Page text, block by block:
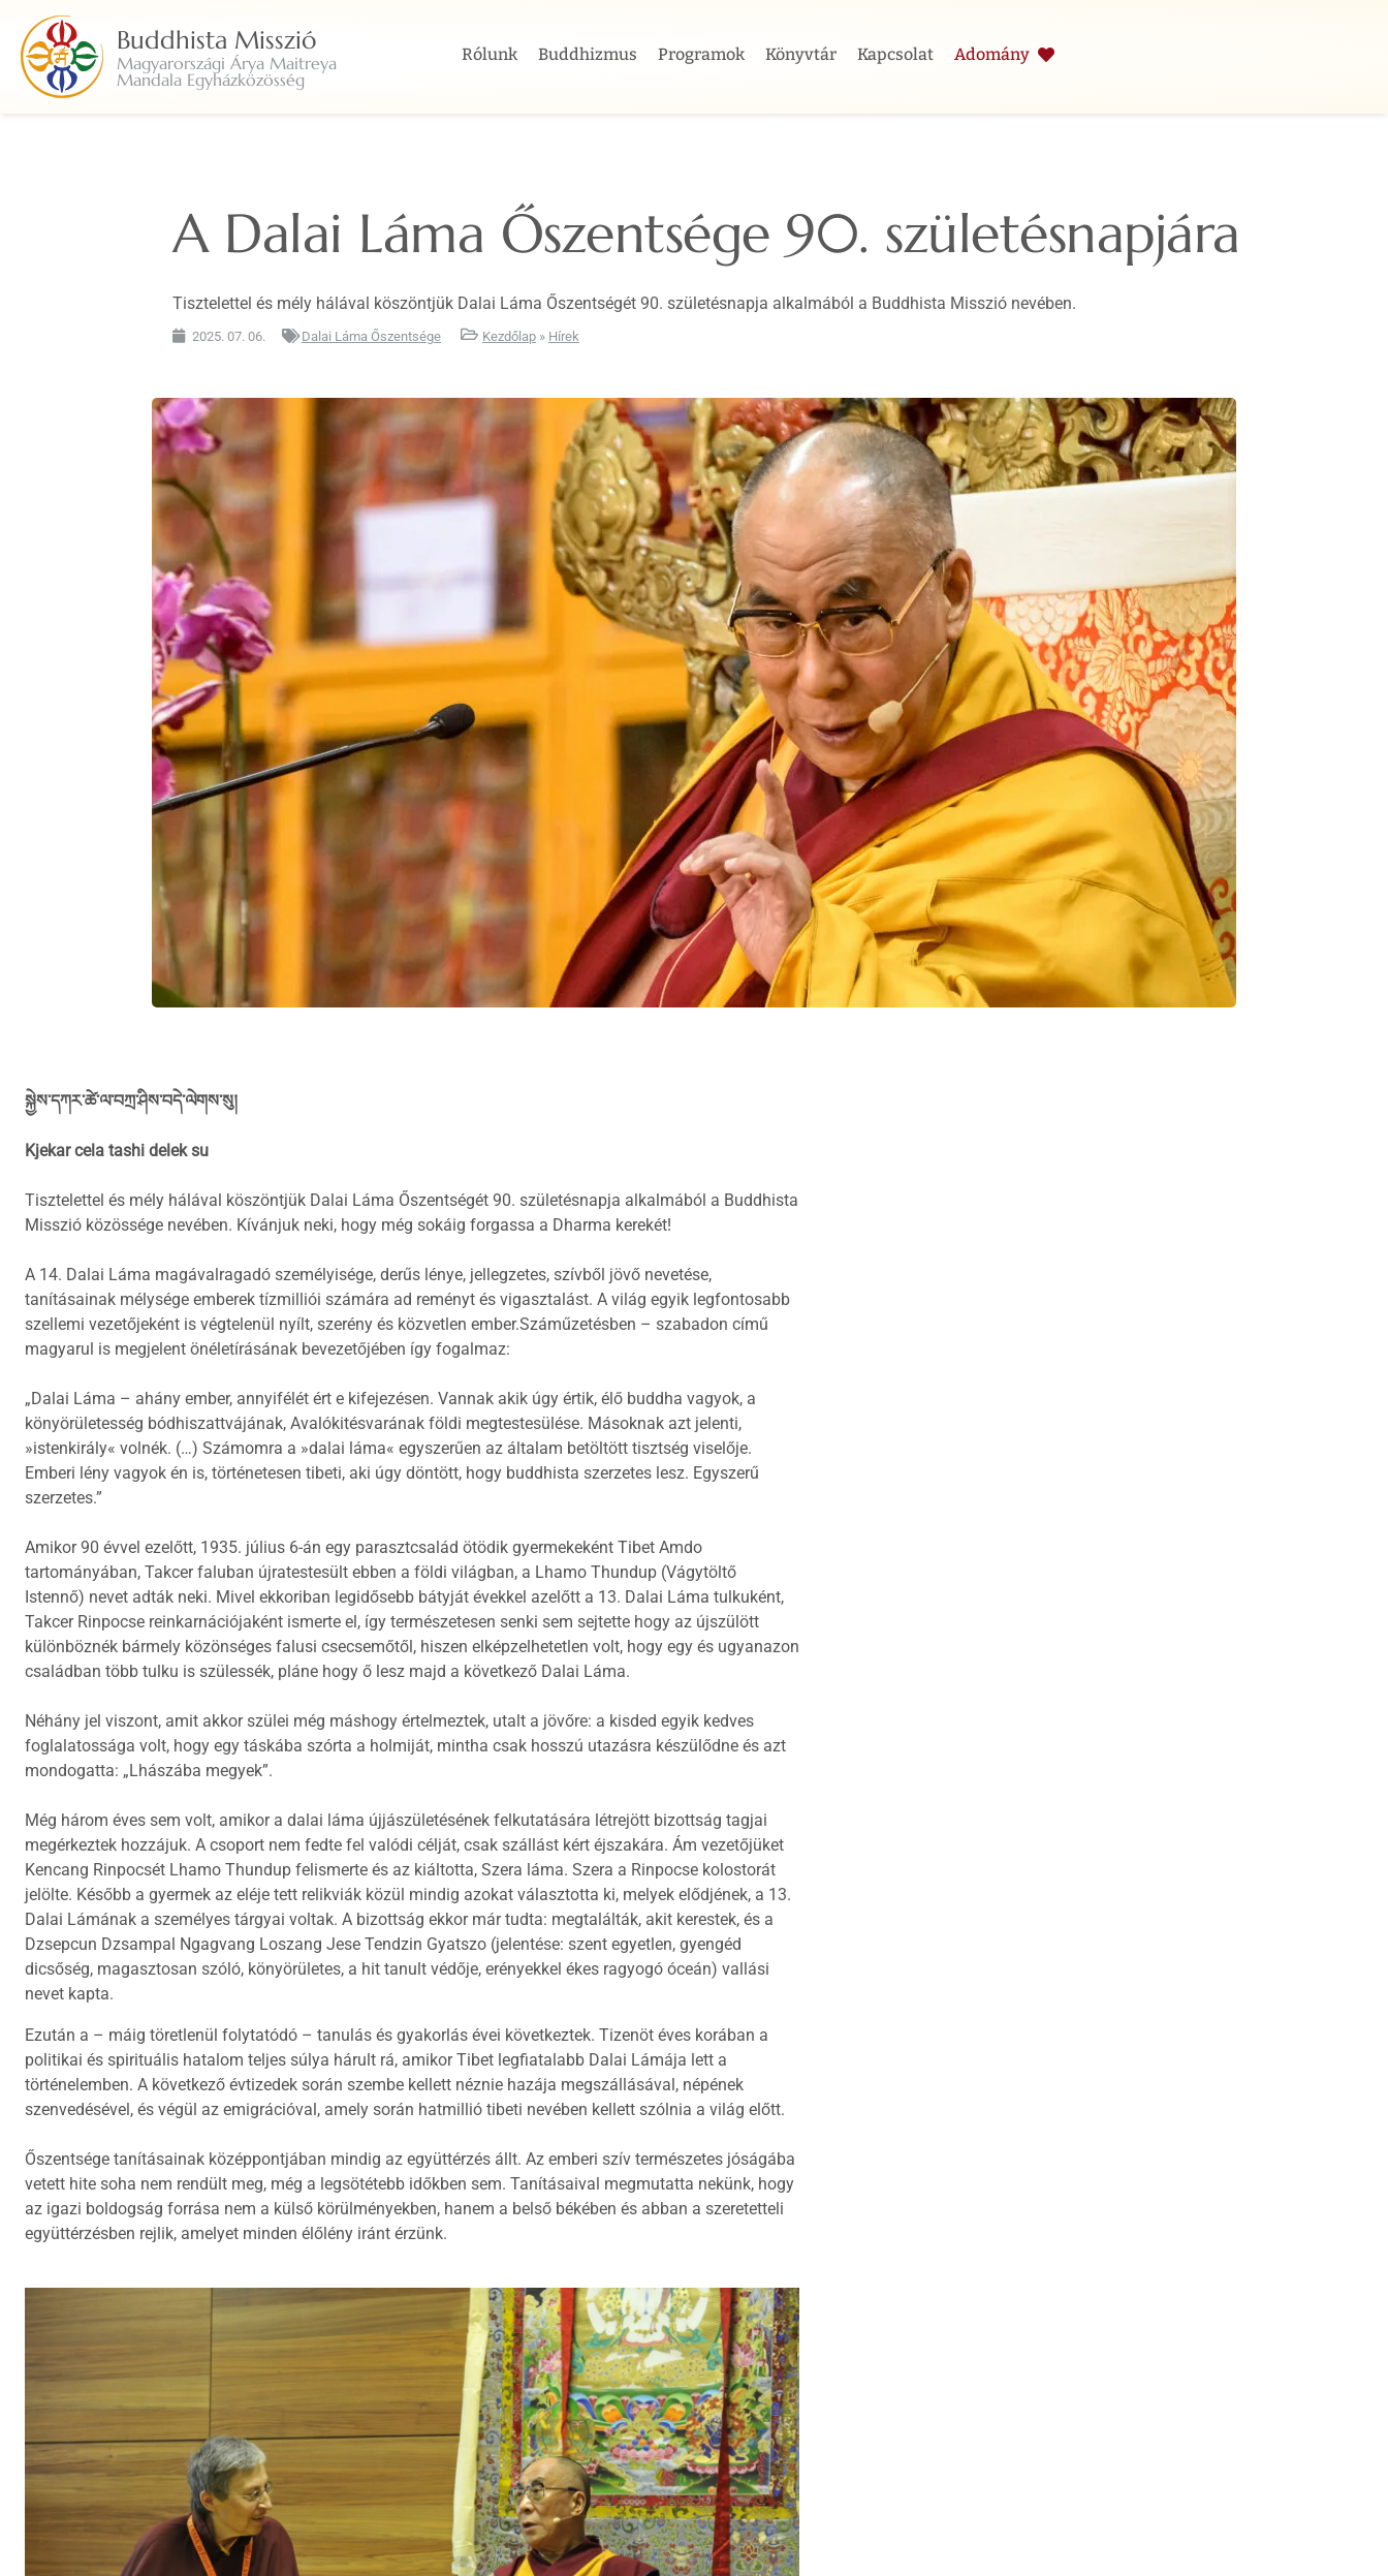
Buddhista Misszió
Magyarországi Árya Maitreya
Mandala Egyházközösség
Rólunk
Buddhista Misszió
Központok
Buddhizmus Programok Könyvtár Kapcsolat Adomány
A Dalai Láma Őszentsége 90. születésnapjára
Tisztelettel és mély hálával köszöntjük Dalai Láma Őszentségét 90. születésnapja alkalmából a Buddhista Misszió nevében.
2025. 07. 06. Dalai Láma Őszentsége Kezdőlap » Hírek
སྐྱེས་དཀར་ཚེ་ལ་བཀྲ་ཤིས་བདེ་ལེགས་སུ།
Kjekar cela tashi delek su
Tisztelettel és mély hálával köszöntjük Dalai Láma Őszentségét 90. születésnapja alkalmából a Buddhista
Misszió közössége nevében. Kívánjuk neki, hogy még sokáig forgassa a Dharma kerekét!
A 14. Dalai Láma magávalragadó személyisége, derűs lénye, jellegzetes, szívből jövő nevetése,
tanításainak mélysége emberek tízmilliói számára ad reményt és vigasztalást. A világ egyik legfontosabb
szellemi vezetőjeként is végtelenül nyílt, szerény és közvetlen ember.Száműzetésben – szabadon című
magyarul is megjelent önéletírásának bevezetőjében így fogalmaz:
„Dalai Láma – ahány ember, annyifélét ért e kifejezésen. Vannak akik úgy értik, élő buddha vagyok, a
könyörületesség bódhiszattvájának, Avalókitésvarának földi megtestesülése. Másoknak azt jelenti,
»istenkirály« volnék. (…) Számomra a »dalai láma« egyszerűen az általam betöltött tisztség viselője.
Emberi lény vagyok én is, történetesen tibeti, aki úgy döntött, hogy buddhista szerzetes lesz. Egyszerű
szerzetes.”
Amikor 90 évvel ezelőtt, 1935. július 6-án egy parasztcsalád ötödik gyermekeként Tibet Amdo
tartományában, Takcer faluban újratestesült ebben a földi világban, a Lhamo Thundup (Vágytöltő
Istennő) nevet adták neki. Mivel ekkoriban legidősebb bátyját évekkel azelőtt a 13. Dalai Láma tulkuként,
Takcer Rinpocse reinkarnációjaként ismerte el, így természetesen senki sem sejtette hogy az újszülött
különböznék bármely közönséges falusi csecsemőtől, hiszen elképzelhetetlen volt, hogy egy és ugyanazon
családban több tulku is szülessék, pláne hogy ő lesz majd a következő Dalai Láma.
Néhány jel viszont, amit akkor szülei még máshogy értelmeztek, utalt a jövőre: a kisded egyik kedves
foglalatossága volt, hogy egy táskába szórta a holmiját, mintha csak hosszú utazásra készülődne és azt
mondogatta: „Lhászába megyek”.
Még három éves sem volt, amikor a dalai láma újjászületésének felkutatására létrejött bizottság tagjai
megérkeztek hozzájuk. A csoport nem fedte fel valódi célját, csak szállást kért éjszakára. Ám vezetőjüket
Kencang Rinpocsét Lhamo Thundup felismerte és az kiáltotta, Szera láma. Szera a Rinpocse kolostorát
jelölte. Később a gyermek az eléje tett relikviák közül mindig azokat választotta ki, melyek elődjének, a 13.
Dalai Lámának a személyes tárgyai voltak. A bizottság ekkor már tudta: megtalálták, akit kerestek, és a
Dzsepcun Dzsampal Ngagvang Loszang Jese Tendzin Gyatszo (jelentése: szent egyetlen, gyengéd
dicsőség, magasztosan szóló, könyörületes, a hit tanult védője, erényekkel ékes ragyogó óceán) vallási
nevet kapta.
Ezután a – máig töretlenül folytatódó – tanulás és gyakorlás évei következtek. Tizenöt éves korában a
politikai és spirituális hatalom teljes súlya hárult rá, amikor Tibet legfiatalabb Dalai Lámája lett a
történelemben. A következő évtizedek során szembe kellett néznie hazája megszállásával, népének
szenvedésével, és végül az emigrációval, amely során hatmillió tibeti nevében kellett szólnia a világ előtt.
Őszentsége tanításainak középpontjában mindig az együttérzés állt. Az emberi szív természetes jóságába
vetett hite soha nem rendült meg, még a legsötétebb időkben sem. Tanításaival megmutatta nekünk, hogy
az igazi boldogság forrása nem a külső körülményekben, hanem a belső békében és abban a szeretetteli
együttérzésben rejlik, amelyet minden élőlény iránt érzünk.